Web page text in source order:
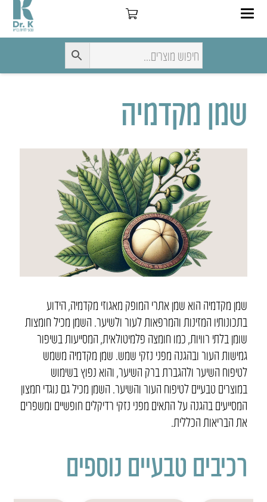
שמן מקדמיה
שמן מקדמיה הוא שמן אתרי המופק מאגוזי מקדמיה, הידוע
בתכונותיו המזינות והמרפאות לעור ולשיער. השמן מכיל חומצות
שומן בלתי רוויות, כמו חומצה פלמיטולאית, המסייעות בשיפור
גמישות העור ובהגנה מפני נזקי שמש. שמן מקדמיה משמש
לטיפוח השיער ולהגברת ברק השיער, והוא נפוץ בשימוש
במוצרים טבעיים לטיפוח העור והשיער. השמן מכיל גם נוגדי חמצון
המסייעים בהגנה על התאים מפני נזקי רדיקלים חופשיים ומשפרים
את הבריאות הכללית.
רכיבים טבעיים נוספים